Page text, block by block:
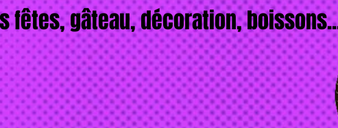
fêtes, gâteau, décoration,